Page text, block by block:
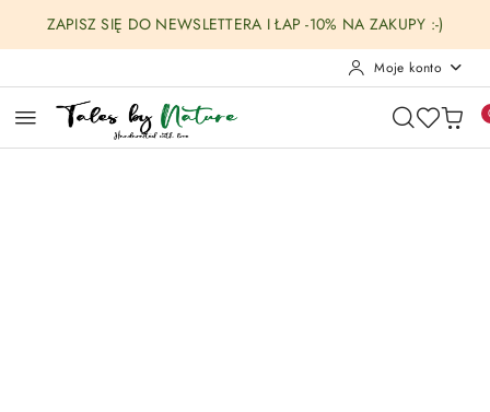
Przejdź do treści głównej
Przejdź do wyszukiwarki
Przejdź do moje konto
Przejdź do menu głównego
Przejdź do opisu produktu
Przejdź do stopki
ZAPISZ SIĘ DO NEWSLETTERA I ŁAP -10% NA ZAKUPY :-)
Moje konto